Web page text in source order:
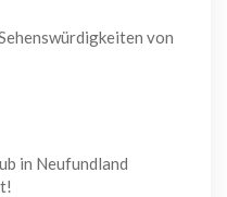
von
in Neufundland